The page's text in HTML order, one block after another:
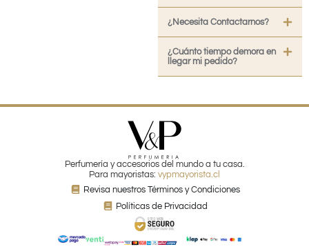
¿Necesita Contactarnos?
¿Cuánto tiempo demora en
llegar mi pedido?
Perfumería y accesorios del mundo a tu casa.
Para mayoristas: vypmayorista.cl
Revisa nuestros Términos y Condiciones
Políticas de Privacidad